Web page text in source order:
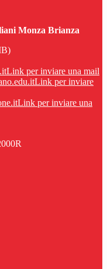
Monza Brianza
Link per inviare una mail
Link per inviare
Link per inviare una